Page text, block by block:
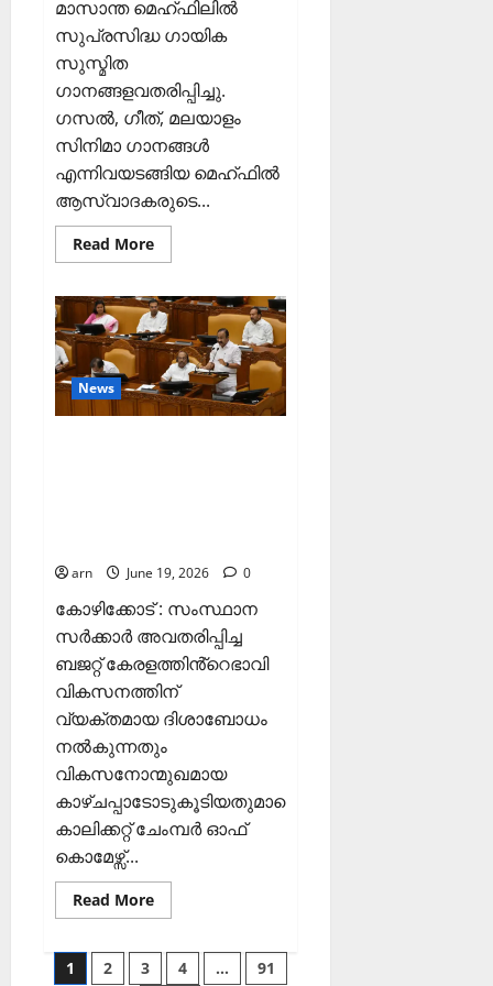
മാസാന്ത മെഹ്ഫിലിൽ
സുപ്രസിദ്ധ ഗായിക
സുസ്മിത
ഗാനങ്ങളവതരിപ്പിച്ചു.
ഗസൽ, ഗീത്, മലയാളം
സിനിമാ ഗാനങ്ങൾ
എന്നിവയടങ്ങിയ മെഹ്ഫിൽ
ആസ്വാദകരുടെ...
Read MoreRead
more
ജി
എഫ്
മെഹ്ഫിൽ
ഗാനങ്ങളവതരിപ്പിച്ചു
News
arn June 19, 2026 0
കോഴിക്കോട് : സംസ്ഥാന
സർക്കാർ അവതരിപ്പിച്ച
ബജറ്റ് കേരളത്തിൻ്റെഭാവി
വികസനത്തിന്
വ്യക്തമായ ദിശാബോധം
നൽകുന്നതും
വികസനോന്മുഖമായ
കാഴ്ചപ്പാടോടുകൂടിയതുമാണെന്ന്
കാലിക്കറ്റ് ചേംമ്പർ ഓഫ്
കൊമേഴ്സ്...
Read MoreRead
more
വികസനോന്മുഖവുമായ
ബജറ്റ്:
Posts
1 2 3 4 …
91